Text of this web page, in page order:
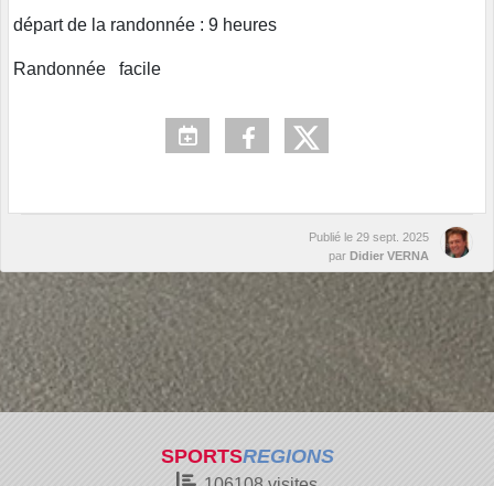
départ de la randonnée : 9 heures
Randonnée facile
Publié le 29 sept. 2025
par Didier VERNA
SPORTSREGIONS